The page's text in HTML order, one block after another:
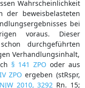
Wahrscheinlichkeit
der beweisbelasteten
bei
voraus. Dieser
durchgeführten
Verhandlungsinhalt,
§ 141 ZPO oder aus
ZPO ergeben (stRspr,
NJW 2010, 3292 Rn. 15;